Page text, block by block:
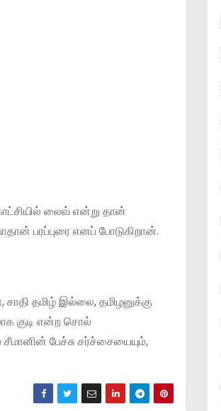
லைவ் என்று தான்
பரப்புரை எனப் போடுகிறான்.
தமிழ் இல்லை, தமிழனுக்கு
குடி என்ற சொல்
பேச்சு சர்ச்சையையும்,